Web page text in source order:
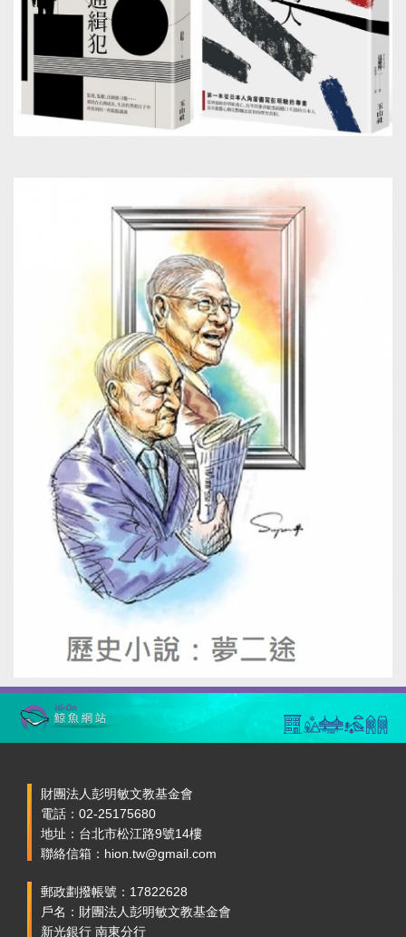
財團法人彭明敏文教基金會
電話：02-25175680
地址：台北市松江路9號14樓
聯絡信箱：hion.tw@gmail.com
郵政劃撥帳號：17822628
戶名：財團法人彭明敏文教基金會
新光銀行 南東分行